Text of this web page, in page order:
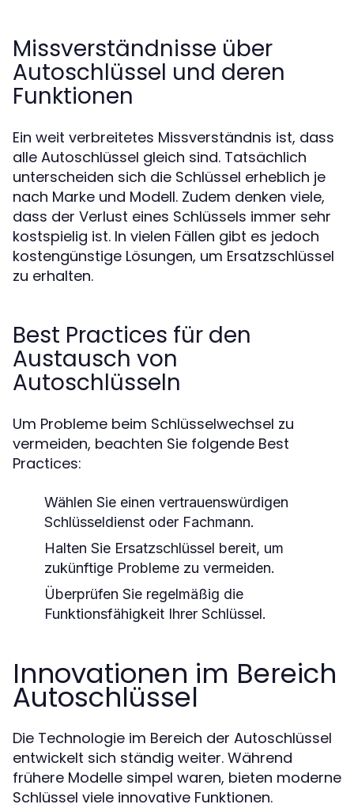
Missverständnisse über
Autoschlüssel und deren
Funktionen
Ein weit verbreitetes Missverständnis ist, dass
alle Autoschlüssel gleich sind. Tatsächlich
unterscheiden sich die Schlüssel erheblich je
nach Marke und Modell. Zudem denken viele,
dass der Verlust eines Schlüssels immer sehr
kostspielig ist. In vielen Fällen gibt es jedoch
kostengünstige Lösungen, um Ersatzschlüssel
zu erhalten.
Best Practices für den
Austausch von
Autoschlüsseln
Um Probleme beim Schlüsselwechsel zu
vermeiden, beachten Sie folgende Best
Practices:
Wählen Sie einen vertrauenswürdigen
Schlüsseldienst oder Fachmann.
Halten Sie Ersatzschlüssel bereit, um
zukünftige Probleme zu vermeiden.
Überprüfen Sie regelmäßig die
Funktionsfähigkeit Ihrer Schlüssel.
Innovationen im Bereich
Autoschlüssel
Die Technologie im Bereich der Autoschlüssel
entwickelt sich ständig weiter. Während
frühere Modelle simpel waren, bieten moderne
Schlüssel viele innovative Funktionen.